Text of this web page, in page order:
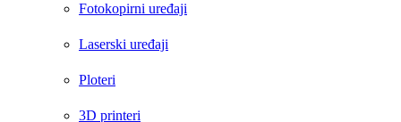
Fotokopirni uređaji
Laserski uređaji
Ploteri
3D printeri